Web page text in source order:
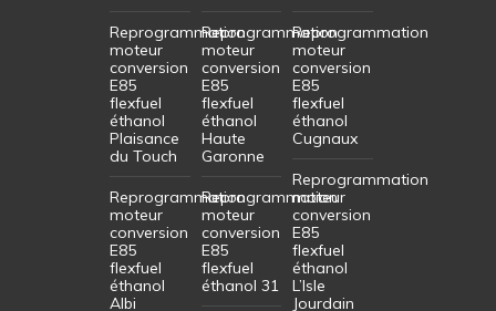
Reprogrammation
moteur
conversion
E85
flexfuel
éthanol
Plaisance
du Touch
Reprogrammation
moteur
conversion
E85
flexfuel
éthanol
Albi
Reprogrammation
moteur
conversion
E85
flexfuel
éthanol
Haute
Garonne
Reprogrammation
moteur
conversion
E85
flexfuel
éthanol 31
Reprogrammation
moteur
conversion
E85
flexfuel
éthanol
Cugnaux
Reprogrammation
moteur
conversion
E85
flexfuel
éthanol
L’Isle
Jourdain